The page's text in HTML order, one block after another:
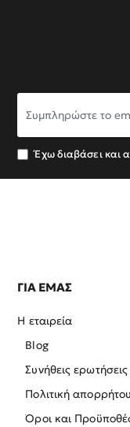
το
σας
Έχω διαβάσει και
ΓΙΑ ΕΜΑΣ
Η εταιρεία
Blog
Συνήθεις ερωτήσεις
Πολιτική απορρήτου
Όροι και